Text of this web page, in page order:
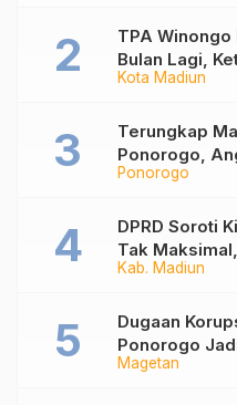
Kota Madiun
TPA
Bulan Lagi,
Desak
Ponorogo
Terungkap
Ponorogo,
Jadi Sekar
Kab. Madiun
DPRD Soroti
Tak
Hasilkan PAD
Magetan
Dugaan
Ponorogo
Magetan